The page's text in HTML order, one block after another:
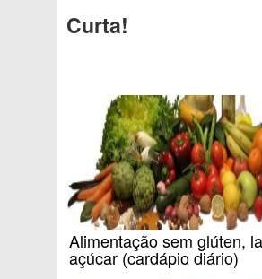
Curta!
Alimentação sem glúten,
açúcar (cardápio diário)